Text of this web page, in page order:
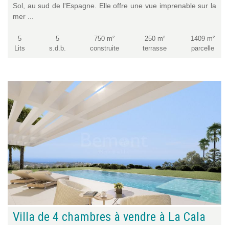
Sol, au sud de l'Espagne. Elle offre une vue imprenable sur la
mer ...
5
Lits
5
s.d.b.
750 m²
construite
250 m²
terrasse
1409 m²
parcelle
Villa de 4 chambres à vendre à La Cala